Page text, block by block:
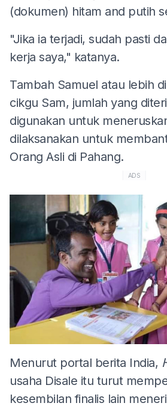
(dokumen) hitam and putih
"Jika ia terjadi, sudah pasti
kerja saya," katanya.
Tambah Samuel atau lebih
cikgu Sam, jumlah yang
digunakan untuk
dilaksanakan untuk
Orang Asli di Pahang.
ADS
Menurut portal berita India,
usaha Disale itu turut
kesembilan finalis lain